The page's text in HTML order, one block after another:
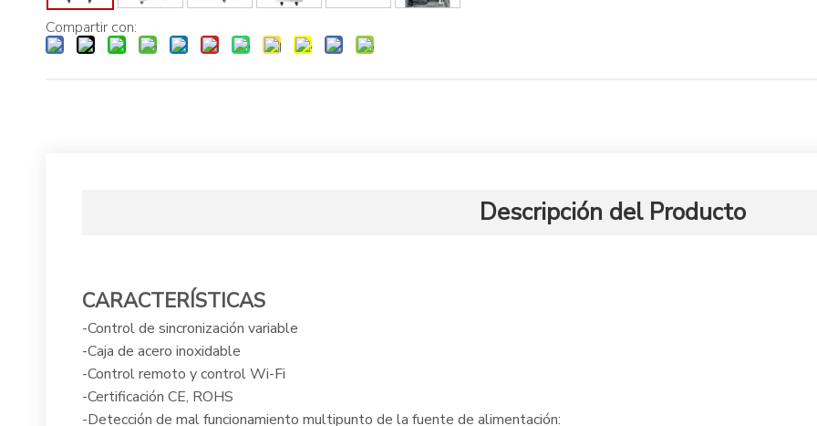
Compartir con:
Descripción del Producto
CARACTERÍSTICAS
-Control de sincronización variable
-Caja de acero inoxidable
-Control remoto y control Wi-Fi
-Certificación CE, ROHS
-Detección de mal funcionamiento multipunto de la fuente de alimentación: